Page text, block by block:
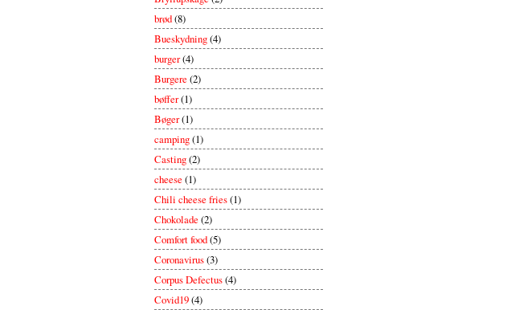
brød(8)
Bueskydning(4)
burger(4)
Burgere(2)
bøffer(1)
Bøger(1)
camping(1)
Casting(2)
cheese(1)
Chili cheese fries(1)
Chokolade(2)
Comfort food(5)
Coronavirus(3)
Corpus Defectus(4)
Covid19(4)